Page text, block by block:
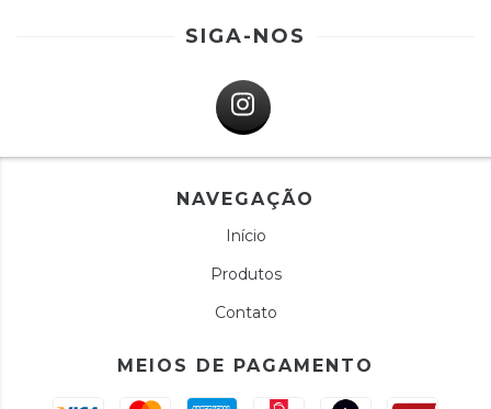
SIGA-NOS
NAVEGAÇÃO
Início
Produtos
Contato
MEIOS DE PAGAMENTO